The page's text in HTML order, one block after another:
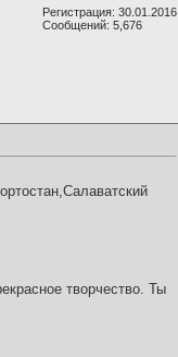
Регистрация: 30.01.2016
Сообщений: 5,676
творчество. Ты